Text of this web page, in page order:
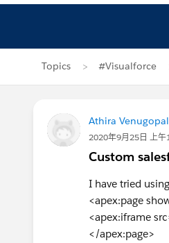
Topics #Visualforce
Athira Venugopal
2020年9月25日 上午
Custom
I have tried
<apex:page
<apex:iframe
</apex:page>